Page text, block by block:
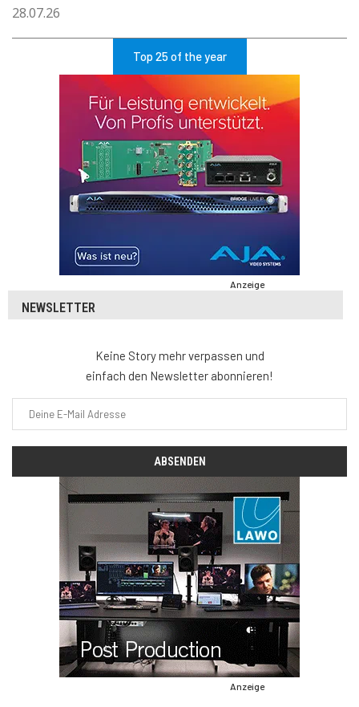
28.07.26
Top 25 of the year
Anzeige
NEWSLETTER
Keine Story mehr verpassen und
einfach den Newsletter abonnieren!
Anzeige